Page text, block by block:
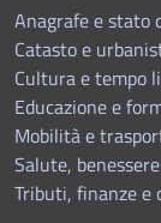
Anagrafe e stato
Catasto e
Cultura e tempo
Educazione e
Mobilità e
Salute,
Tributi, finanze e